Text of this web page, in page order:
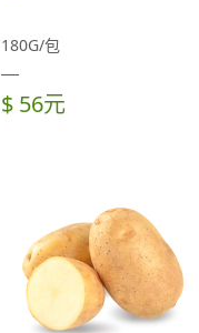
180G/包
$ 56元